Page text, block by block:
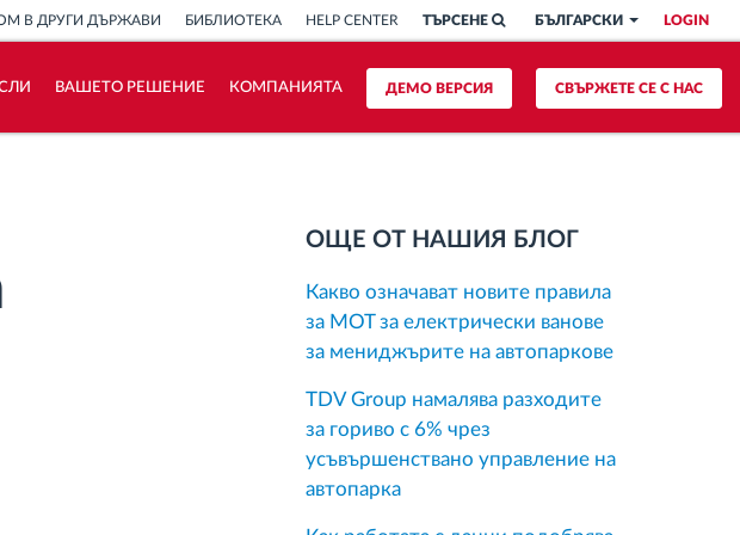
LOGIN
БЪЛГАРСКИ
ТЪРСЕНЕ
В ДРУГИ ДЪРЖАВИ БИБЛИОТЕКА HELP CENTER
СВЪРЖЕТЕ СЕ С НАС
ДЕМО ВЕРСИЯ
ВАШЕТО РЕШЕНИЕ КОМПАНИЯТА
ОЩЕ ОТ НАШИЯ БЛОГ
Какво означават новите правила
за MOT за електрически ванове
за мениджърите на автопаркове
TDV Group намалява разходите
за гориво с 6% чрез
усъвършенствано управление на
автопарка